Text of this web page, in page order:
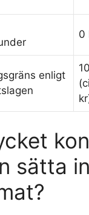
0
enligt
sätta